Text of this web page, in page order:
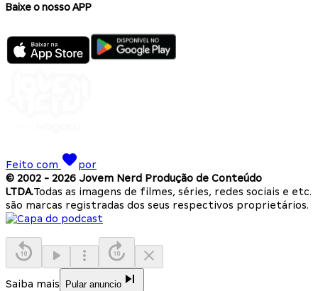
Baixe o nosso APP
Feito com
por
© 2002 - 2026 Jovem Nerd Produção de Conteúdo
LTDA.Todas as imagens de filmes, séries, redes sociais e etc.
são marcas registradas dos seus respectivos proprietários.
Saiba mais Pular anuncio